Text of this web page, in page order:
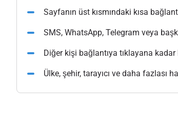
Sayfanın üst kısmındaki kısa
SMS, WhatsApp, Telegram veya
Diğer kişi bağlantıya tıklayana kadar
Ülke, şehir, tarayıcı ve daha fazlası